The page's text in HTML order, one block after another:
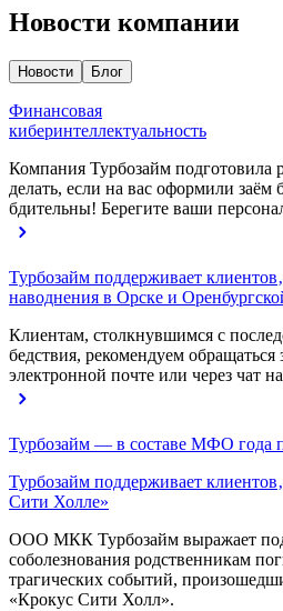
Новости компании
Новости Блог
Финансовая
киберинтеллектуальность
Компания Турбозайм подготовила
делать, если на вас оформили заём
бдительны! Берегите ваши
Турбозайм поддерживает
наводнения в Орске и
Клиентам, столкнувшимся с
бедствия, рекомендуем
электронной почте или через чат
Турбозайм — в составе МФО года
Турбозайм поддерживает
Сити Холле»
ООО МКК Турбозайм выражает
соболезнования родственникам
трагических событий,
«Крокус Сити Холл».